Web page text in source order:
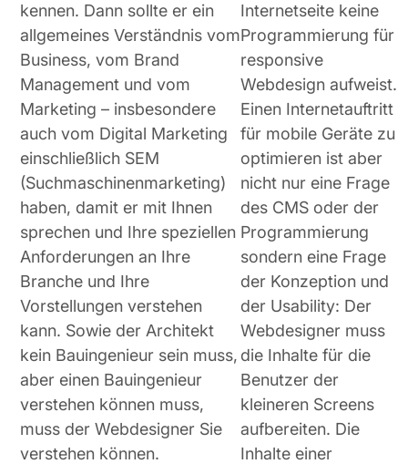
kennen. Dann sollte er ein
allgemeines Verständnis vom
Business, vom Brand
Management und vom
Marketing – insbesondere
auch vom Digital Marketing
einschließlich SEM
(Suchmaschinenmarketing)
haben, damit er mit Ihnen
sprechen und Ihre speziellen
Anforderungen an Ihre
Branche und Ihre
Vorstellungen verstehen
kann. Sowie der Architekt
kein Bauingenieur sein muss,
aber einen Bauingenieur
verstehen können muss,
muss der Webdesigner Sie
verstehen können.
Internetseite keine
Programmierung für
responsive
Webdesign aufweist.
Einen Internetauftritt
für mobile Geräte zu
optimieren ist aber
nicht nur eine Frage
des CMS oder der
Programmierung
sondern eine Frage
der Konzeption und
der Usability: Der
Webdesigner muss
die Inhalte für die
Benutzer der
kleineren Screens
aufbereiten. Die
Inhalte einer